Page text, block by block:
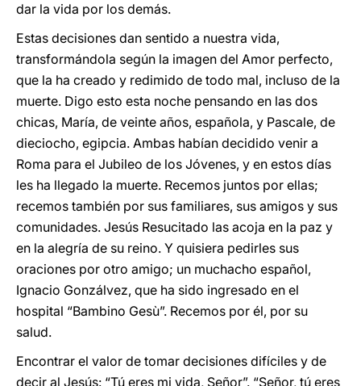
dar la vida por los demás.
Estas decisiones dan sentido a nuestra vida,
transformándola según la imagen del Amor perfecto,
que la ha creado y redimido de todo mal, incluso de la
muerte. Digo esto esta noche pensando en las dos
chicas, María, de veinte años, española, y Pascale, de
dieciocho, egipcia. Ambas habían decidido venir a
Roma para el Jubileo de los Jóvenes, y en estos días
les ha llegado la muerte. Recemos juntos por ellas;
recemos también por sus familiares, sus amigos y sus
comunidades. Jesús Resucitado las acoja en la paz y
en la alegría de su reino. Y quisiera pedirles sus
oraciones por otro amigo; un muchacho español,
Ignacio Gonzálvez, que ha sido ingresado en el
hospital “Bambino Gesù”. Recemos por él, por su
salud.
Encontrar el valor de tomar decisiones difíciles y de
decir al Jesús: “Tú eres mi vida, Señor”. “Señor, tú eres